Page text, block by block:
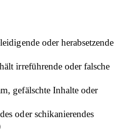
oder herabsetzende
irreführende oder falsche
gefälschte Inhalte oder
oder schikanierendes